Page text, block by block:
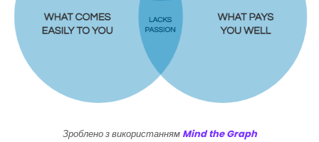
Зроблено з використанням Mind the Graph